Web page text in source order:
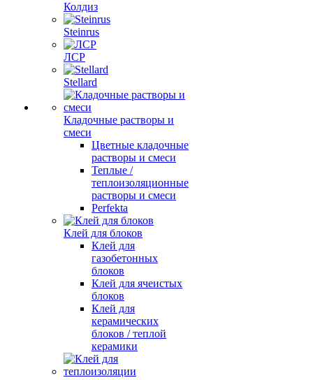
Колдиз
Steinrus
ЛСР
Stellard
Кладочные растворы и
смеси
Цветные кладочные
растворы и смеси
Теплые /
теплоизоляционные
растворы и смеси
Perfekta
Клей для блоков
Клей для
газобетонных
блоков
Клей для ячеистых
блоков
Клей для
керамических
блоков / теплой
керамики